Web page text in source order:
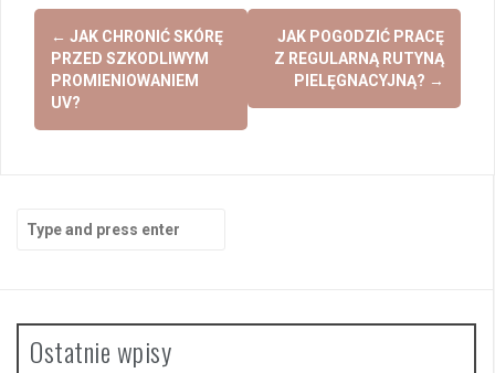
Post
navigation
← JAK CHRONIĆ SKÓRĘ
PRZED SZKODLIWYM
PROMIENIOWANIEM
UV?
JAK POGODZIĆ PRACĘ
Z REGULARNĄ RUTYNĄ
PIELĘGNACYJNĄ? →
Search
for:
Ostatnie wpisy